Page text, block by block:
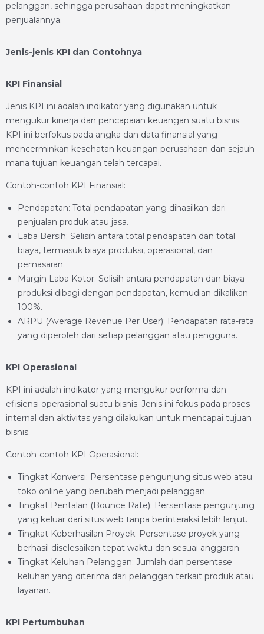
pelanggan, sehingga perusahaan dapat meningkatkan
penjualannya.
Jenis-jenis KPI dan Contohnya
KPI Finansial
Jenis KPI ini adalah indikator yang digunakan untuk
mengukur kinerja dan pencapaian keuangan suatu bisnis.
KPI ini berfokus pada angka dan data finansial yang
mencerminkan kesehatan keuangan perusahaan dan sejauh
mana tujuan keuangan telah tercapai.
Contoh-contoh KPI Finansial:
Pendapatan: Total pendapatan yang dihasilkan dari
penjualan produk atau jasa.
Laba Bersih: Selisih antara total pendapatan dan total
biaya, termasuk biaya produksi, operasional, dan
pemasaran.
Margin Laba Kotor: Selisih antara pendapatan dan biaya
produksi dibagi dengan pendapatan, kemudian dikalikan
100%.
ARPU (Average Revenue Per User): Pendapatan rata-rata
yang diperoleh dari setiap pelanggan atau pengguna.
KPI Operasional
KPI ini adalah indikator yang mengukur performa dan
efisiensi operasional suatu bisnis. Jenis ini fokus pada proses
internal dan aktivitas yang dilakukan untuk mencapai tujuan
bisnis.
Contoh-contoh KPI Operasional:
Tingkat Konversi: Persentase pengunjung situs web atau
toko online yang berubah menjadi pelanggan.
Tingkat Pentalan (Bounce Rate): Persentase pengunjung
yang keluar dari situs web tanpa berinteraksi lebih lanjut.
Tingkat Keberhasilan Proyek: Persentase proyek yang
berhasil diselesaikan tepat waktu dan sesuai anggaran.
Tingkat Keluhan Pelanggan: Jumlah dan persentase
keluhan yang diterima dari pelanggan terkait produk atau
layanan.
KPI Pertumbuhan